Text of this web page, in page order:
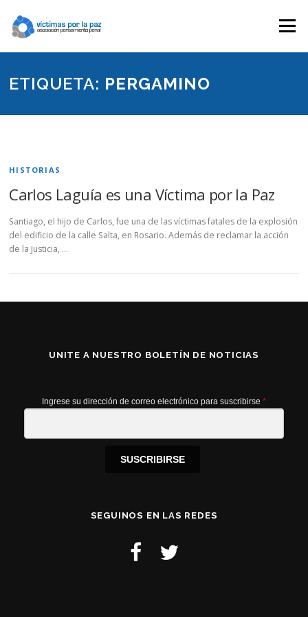
contenido
Menú
ETIQUETA: PERGAMINO
HISTORIAS
Carlos Laguía es una Víctima por la Paz
Santiago, el hijo de Carlos, fue una de las víctimas fatales de la explosión
del edificio de la calle Salta, en Rosario. Además de reclamar la acción
de la Justicia, …
UNITE A NUESTRO BOLETÍN DE NOTICIAS
Ingrese su dirección de correo electrónico para suscribirse *
SUSCRIBIRSE
SEGUINOS EN LAS REDES